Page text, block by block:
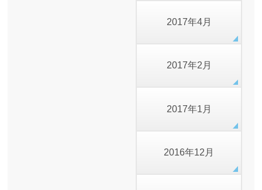
2017年4月
2017年2月
2017年1月
2016年12月